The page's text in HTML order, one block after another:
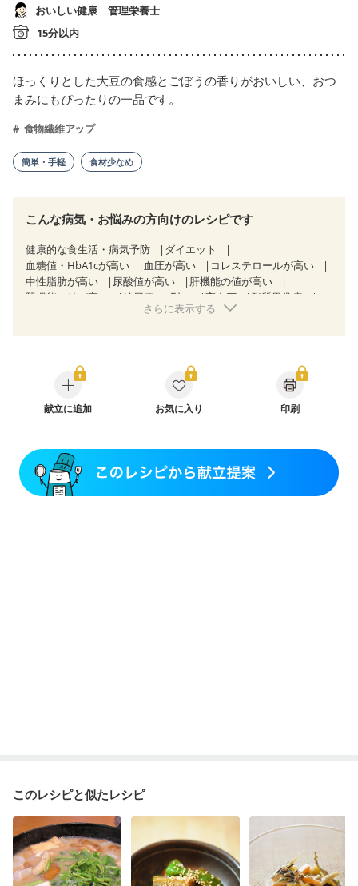
おいしい健康 管理栄養士
15分以内
ほっくりとした大豆の食感とごぼうの香りがおいしい、おつ
まみにもぴったりの一品です。
食物繊維アップ
簡単・手軽 食材少なめ
こんな病気・お悩みの方向けのレシピです
健康的な食生活・病気予防
ダイエット
血糖値・HbA1cが高い
血圧が高い
コレステロールが高い
中性脂肪が高い
尿酸値が高い
肝機能の値が高い
腎機能の値が高い
糖尿病（2型） 高血圧
脂質異常症
狭心症 心筋梗塞
糖尿病性腎症（第１期）
糖尿病性腎症（第２期）
糖尿病性腎症（第３期）
CKD（ステージ１）
CKD（ステージ２）
乳がん（抗がん剤治療中）
妊婦健診・体重増加が気になる（初期）
妊婦健診・血圧が気になる（初期）
妊婦健診・血糖値が気になる（初期）
さらに表示する
献立に追加 お気に入り 印刷
このレシピと似たレシピ